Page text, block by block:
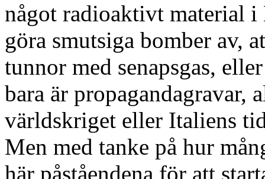
något radioaktivt material i
göra smutsiga bomber av,
tunnor med senapsgas,
bara är propagandagravar,
världskriget eller Italiens
Men med tanke på hur
här påståendena för att